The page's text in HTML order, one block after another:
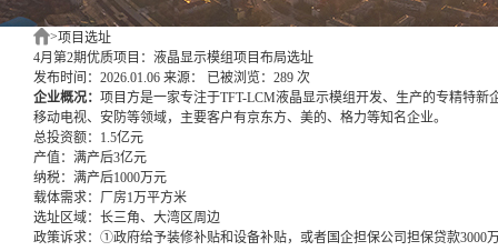
>项目选址
4月第2期优质项目：液晶显示模组项目布局选址
发布时间：2026.01.06 来源：
已被浏览：289 次
企业概况： 项目方是一家专注于TFT-LCM液晶显示模组开发、生产的专精特新
移动电视、安防等领域，主要客户有京东方、美的、格力等知名企业。
总投资额： 1.5亿元
产值： 满产后3亿元
纳税： 满产后1000万元
载体需求： 厂房1万平方米
选址区域： 长三角、大湾区周边
政策诉求： ①政府给予装修补贴和设备补贴，或者国企担保公司担保贷款3000